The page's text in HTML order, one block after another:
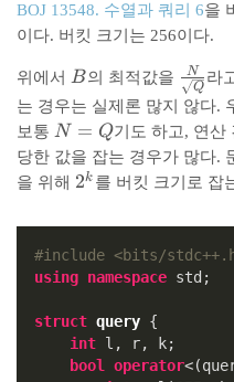
{
N
}
{
B
}
)
\
q
{
}
}
BOJ 13548. 수열과 쿼리 6을
이다. 버킷 크기는 256이다.
위에서 B
B의 최적값을 \
fr
a
c
{
N
\
s
Q
N
라
는 경우는 실제론 많지 않다.
보통 N
=
Q
N = Q기도 하고, 연산
당한 값을 잡는 경우가 많다.
을 위해 2
k
2k 를 버킷 크기로 잡
#include <bits/
using namespace std;
struct query {
int l, r, k;
bool operator